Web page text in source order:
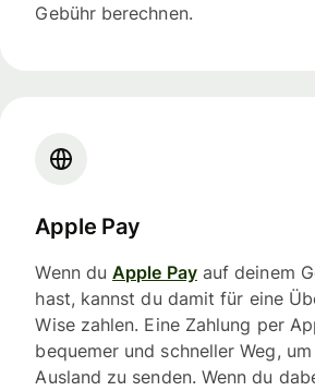
Gebühr berechnen.
Apple Pay
Wenn duApple Payauf deinem
hast, kannst du damit für eine
Wise zahlen. Eine Zahlung per
bequemer und schneller Weg,
Ausland zu senden. Wenn du